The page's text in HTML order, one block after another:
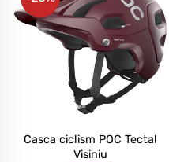
Casca ciclism POC Tectal
Visiniu